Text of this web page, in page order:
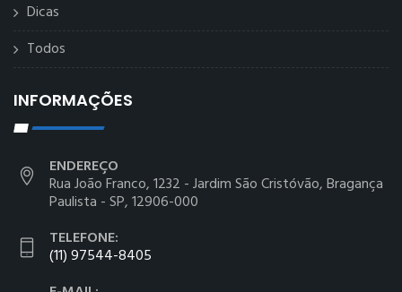
Dicas
Todos
INFORMAÇÕES
ENDEREÇO
Rua João Franco, 1232 - Jardim São Cristóvão, Bragança
Paulista - SP, 12906-000
TELEFONE:
(11) 97544-8405